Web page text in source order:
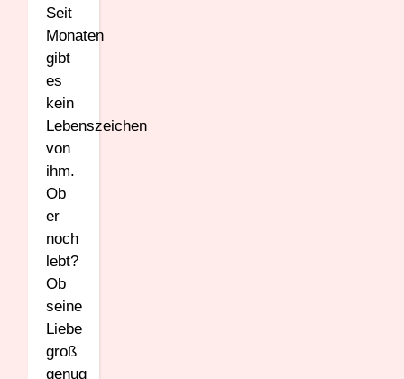
Seit
Monaten
gibt
es
kein
Lebenszeichen
von
ihm.
Ob
er
noch
lebt?
Ob
seine
Liebe
groß
genug